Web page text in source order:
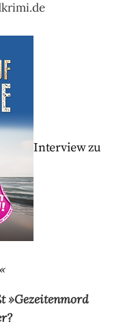
Interview zu
»Gezeitenmord